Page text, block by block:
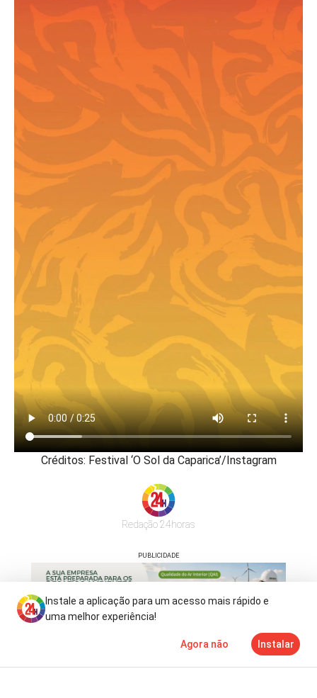
Créditos: Festival ‘O Sol da Caparica’/Instagram
Redação 24horas
PUBLICIDADE
Mais
Instale a aplicação para um acesso mais rápido e
uma melhor experiência!
Agora não Instalar